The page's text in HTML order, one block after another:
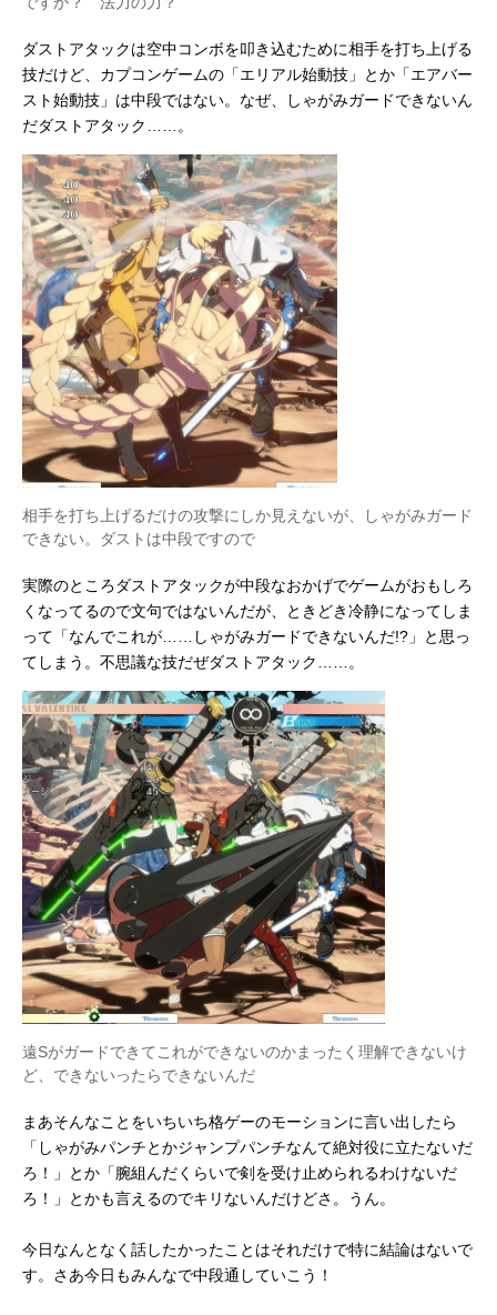
ダストアタックは空中コンボを叩き込むために相手を打ち上げる
技だけど、カプコンゲームの「エリアル始動技」とか「エアバー
スト始動技」は中段ではない。なぜ、しゃがみガードできないん
だダストアタック……。
相手を打ち上げるだけの攻撃にしか見えないが、しゃがみガード
できない。ダストは中段ですので
実際のところダストアタックが中段なおかげでゲームがおもしろ
くなってるので文句ではないんだが、ときどき冷静になってしま
って「なんでこれが……しゃがみガードできないんだ!?」と思っ
てしまう。不思議な技だぜダストアタック……。
遠Sがガードできてこれができないのかまったく理解できないけ
ど、できないったらできないんだ
まあそんなことをいちいち格ゲーのモーションに言い出したら
「しゃがみパンチとかジャンプパンチなんて絶対役に立たないだ
ろ！」とか「腕組んだくらいで剣を受け止められるわけないだ
ろ！」とかも言えるのでキリないんだけどさ。うん。
今日なんとなく話したかったことはそれだけで特に結論はないで
す。さあ今日もみんなで中段通していこう！